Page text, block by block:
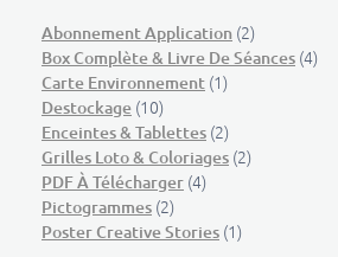
Abonnement Application (2)
Box Complète & Livre De Séances (4)
Carte Environnement (1)
Destockage (10)
Enceintes & Tablettes (2)
Grilles Loto & Coloriages (2)
PDF À Télécharger (4)
Pictogrammes (2)
Poster Creative Stories (1)